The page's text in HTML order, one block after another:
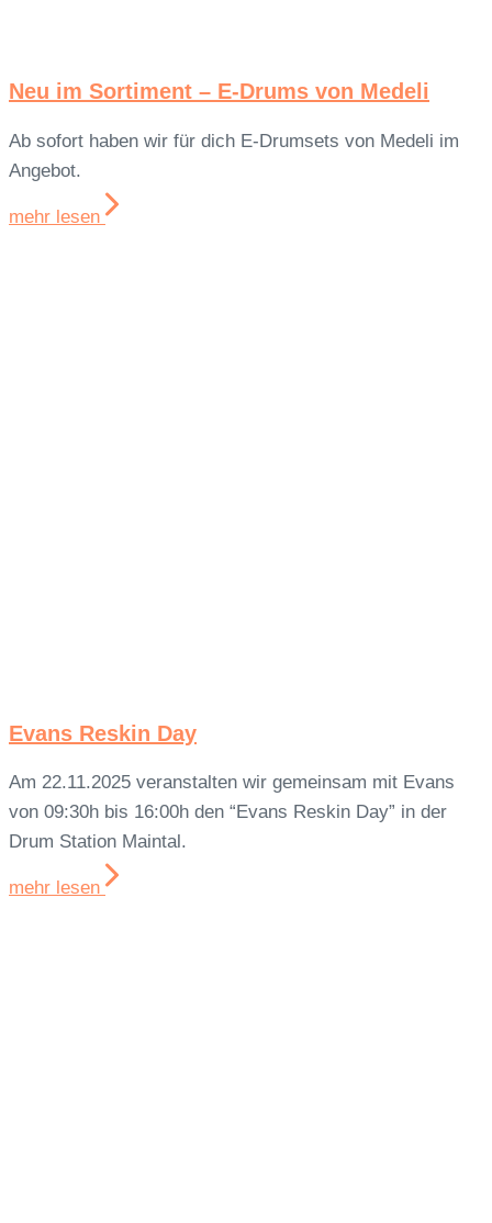
Neu im Sortiment – E-Drums von Medeli
Ab sofort haben wir für dich E-Drumsets von Medeli im
Angebot.
mehr lesen
Evans Reskin Day
Am 22.11.2025 veranstalten wir gemeinsam mit Evans
von 09:30h bis 16:00h den “Evans Reskin Day” in der
Drum Station Maintal.
mehr lesen